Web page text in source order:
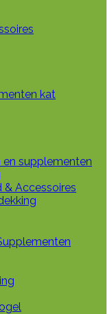
kat
en supplementen
& Accessoires